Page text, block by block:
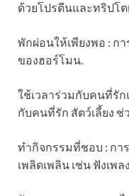
ด้วยโปรตีนและทริปโ
พักผ่อนให้เพียงพอ : ก
ของฮอร์โมน.
ใช้เวลาร่วมกับคนที่รัก
กับคนที่รัก สัตว์เลี้ยง
ทำกิจกรรมที่ชอบ : กา
เพลิดเพลิน เช่น ฟังเพ